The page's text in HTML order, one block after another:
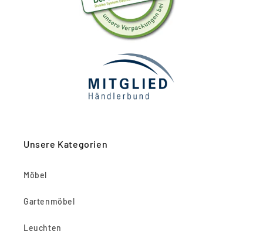
Unsere Kategorien
Möbel
Gartenmöbel
Leuchten